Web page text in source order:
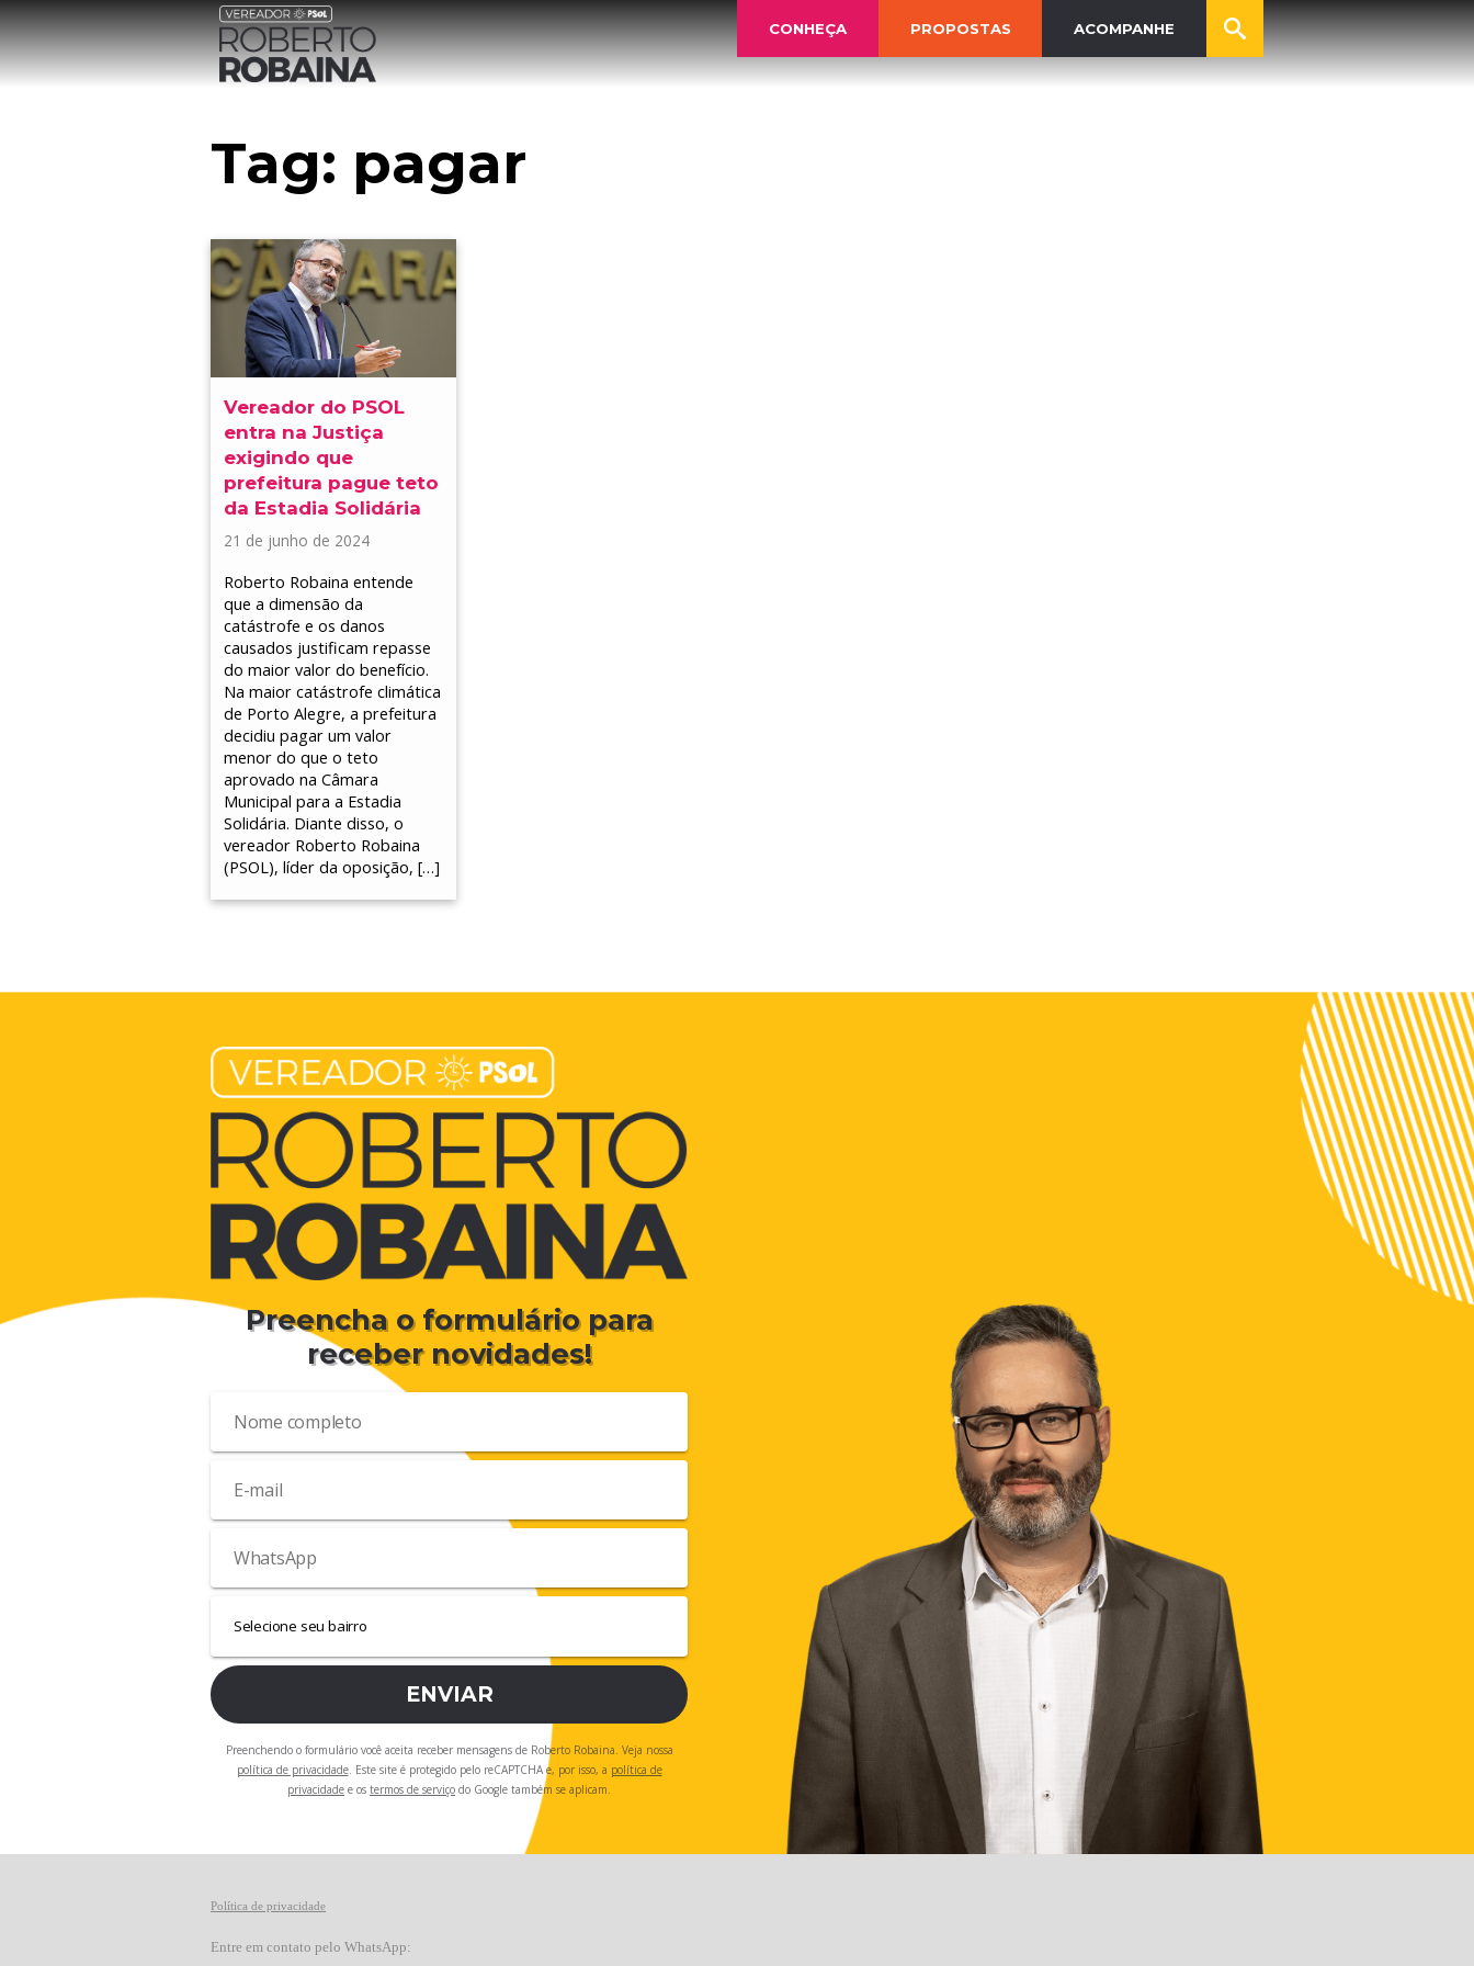
CONHEÇA PROPOSTAS ACOMPANHE
Tag: pagar
Vereador do PSOL
entra na Justiça
exigindo que
prefeitura pague teto
da Estadia Solidária
21 de junho de 2024
Roberto Robaina entende
que a dimensão da
catástrofe e os danos
causados justificam repasse
do maior valor do benefício.
Na maior catástrofe climática
de Porto Alegre, a prefeitura
decidiu pagar um valor
menor do que o teto
aprovado na Câmara
Municipal para a Estadia
Solidária. Diante disso, o
vereador Roberto Robaina
(PSOL), líder da oposição, […]
Preencha o formulário para
receber novidades!
ENVIAR
Preenchendo o formulário você aceita receber mensagens de Roberto Robaina. Veja nossa
política de privacidade. Este site é protegido pelo reCAPTCHA e, por isso, a política de
privacidade e os termos de serviço do Google também se aplicam.
Política de privacidade
Entre em contato pelo WhatsApp: